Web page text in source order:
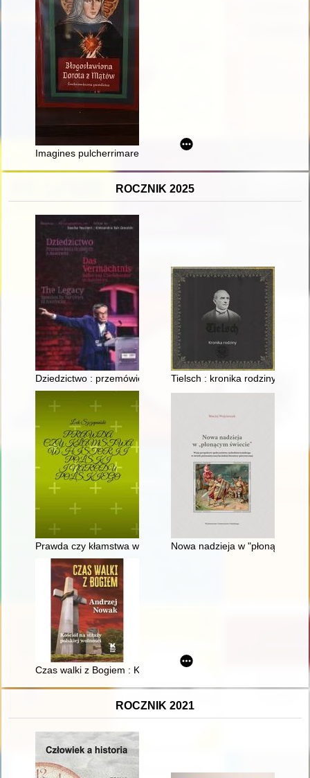
Imagines pulcherrimare" : kategoria piękna w mistyce bł.
ROCZNIK 2025
Dziedzictwo : przemówienia Ocalałych z Auschwitz = Das
Tielsch : kronika rodziny
Prawda czy kłamstwa w historii Polski i narodu polskiego
Nowa nadzieja w "płonącym
Czas walki z Bogiem : Kościół na straży polskiej wolności
ROCZNIK 2021